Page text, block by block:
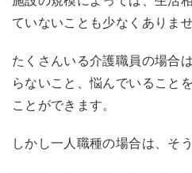
ていないことも少なくありませ
たくさんいる介護職員の場合
らないこと、悩んでいること
ことができます。
しかし一 人職種の場合は、そ